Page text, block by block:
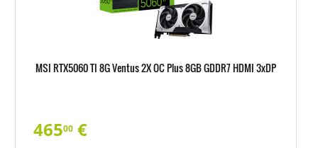
MSI RTX5060 TI 8G Ventus 2X OC Plus 8GB GDDR7 HDMI 3xDP
46500 €